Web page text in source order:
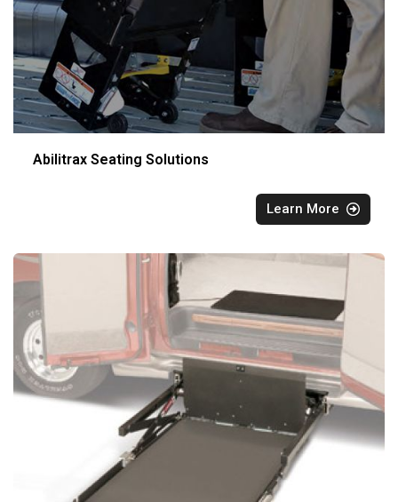
Abilitrax Seating Solutions
Learn More